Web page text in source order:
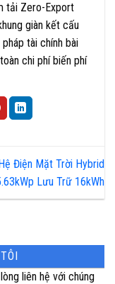
tải Zero-Export
giàn kết cấu
tài chính bài
chi phí biến phí
Điện Mặt Trời Hybrid
Lưu Trữ 16kWh
liên hệ với chúng